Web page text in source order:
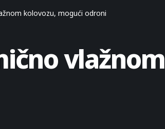
kolovozu, mogući odroni
vlažnom